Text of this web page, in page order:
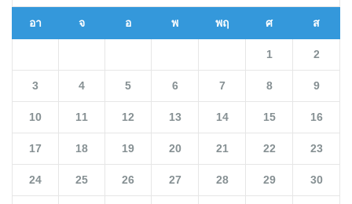
อา จ อ พ พฤ ศ ส
1 2
3 4 5 6 7 8 9
10 11 12 13 14 15 16
17 18 19 20 21 22 23
24 25 26 27 28 29 30